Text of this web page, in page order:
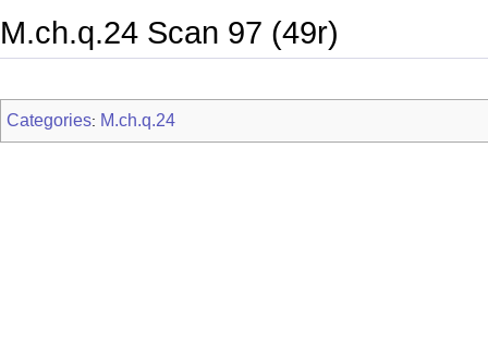
M.ch.q.24 Scan 97 (49r)
Categories: M.ch.q.24